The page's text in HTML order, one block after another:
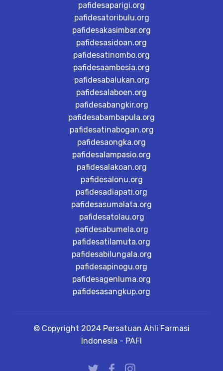
pafidesaparigi.org
pafidesatoribulu.org
pafidesakasimbar.org
pafidesasidoan.org
pafidesatinombo.org
pafidesaambesia.org
pafidesabalukan.org
pafidesalaboen.org
pafidesabangkir.org
pafidesabambapula.org
pafidesatinabogan.org
pafidesaongka.org
pafidesalampasio.org
pafidesalakoan.org
pafidesalonu.org
pafidesadiapati.org
pafidesasumalata.org
pafidesatolau.org
pafidesabumela.org
pafidesatilamuta.org
pafidesabilungala.org
pafidesapinogu.org
pafidesagenluma.org
pafidesasangkup.org
© Copyright 2024 Persatuan Ahli Farmasi
Indonesia - PAFI